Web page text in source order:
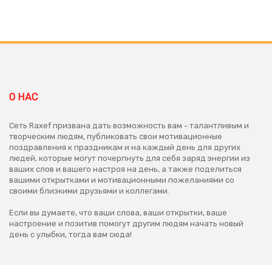
О НАС
Сеть Raxef призвана дать возможность вам - талантливым и
творческим людям, публиковать свои мотивационные
поздравления к праздникам и на каждый день для других
людей, которые могут почерпнуть для себя заряд энергии из
ваших слов и вашего настроя на день, а также поделиться
вашими открытками и мотивационными пожеланиями со
своими близкими друзьями и коллегами.
Если вы думаете, что ваши слова, ваши открытки, ваше
настроение и позитив помогут другим людям начать новый
день с улыбки, тогда вам сюда!